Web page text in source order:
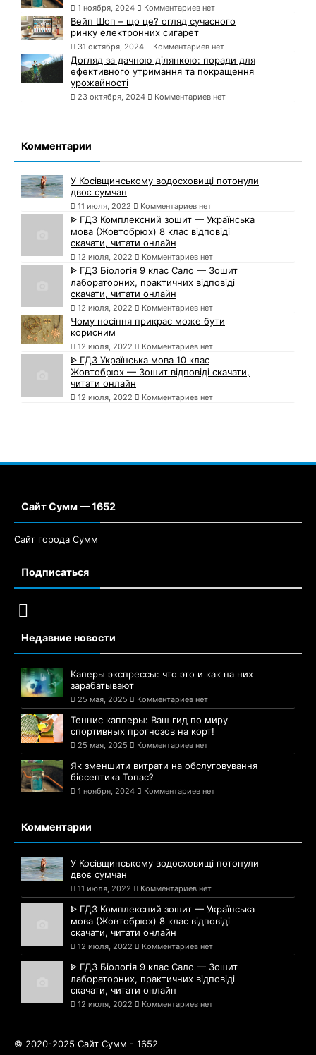
1 ноября, 2024 Комментариев нет
Вейп Шоп – що це? огляд сучасного
ринку електронних сигарет
31 октября, 2024 Комментариев нет
Догляд за дачною ділянкою: поради для
ефективного утримання та покращення
урожайності
23 октября, 2024 Комментариев нет
Комментарии
У Косівщинському водосховищі потонули
двоє сумчан
11 июля, 2022 Комментариев нет
ᐈ ГДЗ Комплексний зошит — Українська
мова (Жовтобрюх) 8 клас відповіді
скачати, читати онлайн
12 июля, 2022 Комментариев нет
ᐈ ГДЗ Біологія 9 клас Сало — Зошит
лабораторних, практичних відповіді
скачати, читати онлайн
12 июля, 2022 Комментариев нет
Чому носіння прикрас може бути
корисним
12 июля, 2022 Комментариев нет
ᐈ ГДЗ Українська мова 10 клас
Жовтобрюх — Зошит відповіді скачати,
читати онлайн
12 июля, 2022 Комментариев нет
Сайт Сумм — 1652
Сайт города Сумм
Подписаться
Недавние новости
Каперы экспрессы: что это и как на них
зарабатывают
25 мая, 2025 Комментариев нет
Теннис капперы: Ваш гид по миру
спортивных прогнозов на корт!
25 мая, 2025 Комментариев нет
Як зменшити витрати на обслуговування
біосептика Топас?
1 ноября, 2024 Комментариев нет
Комментарии
У Косівщинському водосховищі потонули
двоє сумчан
11 июля, 2022 Комментариев нет
ᐈ ГДЗ Комплексний зошит — Українська
мова (Жовтобрюх) 8 клас відповіді
скачати, читати онлайн
12 июля, 2022 Комментариев нет
ᐈ ГДЗ Біологія 9 клас Сало — Зошит
лабораторних, практичних відповіді
скачати, читати онлайн
12 июля, 2022 Комментариев нет
© 2020-2025 Сайт Сумм - 1652